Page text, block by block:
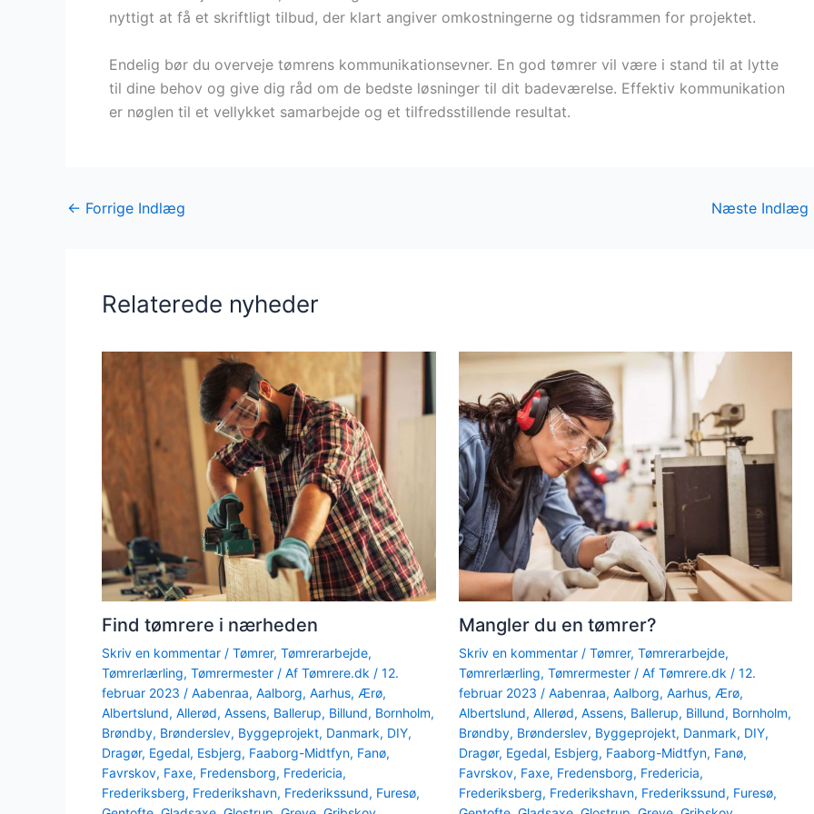
nyttigt at få et skriftligt tilbud, der klart angiver omkostningerne og tidsrammen for projektet.
Endelig bør du overveje tømrens kommunikationsevner. En god tømrer vil være i stand til at lytte
til dine behov og give dig råd om de bedste løsninger til dit badeværelse. Effektiv kommunikation
er nøglen til et vellykket samarbejde og et tilfredsstillende resultat.
← Forrige Indlæg Næste Indlæg
Relaterede nyheder
Find tømrere i nærheden
Skriv en kommentar / Tømrer, Tømrerarbejde,
Tømrerlærling, Tømrermester / Af Tømrere.dk / 12.
februar 2023 / Aabenraa, Aalborg, Aarhus, Ærø,
Albertslund, Allerød, Assens, Ballerup, Billund, Bornholm,
Brøndby, Brønderslev, Byggeprojekt, Danmark, DIY,
Dragør, Egedal, Esbjerg, Faaborg-Midtfyn, Fanø,
Favrskov, Faxe, Fredensborg, Fredericia,
Frederiksberg, Frederikshavn, Frederikssund, Furesø,
Mangler du en tømrer?
Skriv en kommentar / Tømrer, Tømrerarbejde,
Tømrerlærling, Tømrermester/ Af Tømrere.dk / 12.
februar 2023 / Aabenraa, Aalborg, Aarhus, Ærø,
Albertslund, Allerød, Assens, Ballerup, Billund, Bornholm,
Brøndby, Brønderslev, Byggeprojekt, Danmark, DIY,
Dragør, Egedal, Esbjerg, Faaborg-Midtfyn, Fanø,
Favrskov, Faxe, Fredensborg, Fredericia,
Frederiksberg, Frederikshavn, Frederikssund, Furesø,